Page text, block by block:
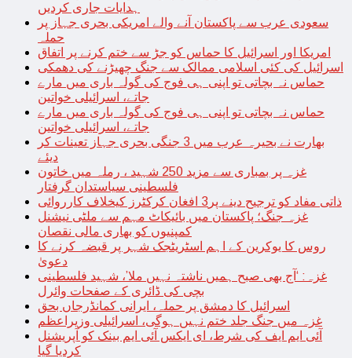
ہدایات جاری کردیں
سعودی عرب سے پاکستان آنے والے امریکی بحری جہاز پر
حملہ
امریکا اور اسرائیل کا حماس کو جڑ سے ختم کرنے پر اتفاق
اسرائیل کی کئی اسلامی ممالک سے جنگ چھیڑنے کی دھمکی
حماس نہ بچاتی تو اپنی ہی فوج کی گولہ باری میں مارے
جاتے، اسرائیلی خواتین
حماس نہ بچاتی تو اپنی ہی فوج کی گولہ باری میں مارے
جاتے، اسرائیلی خواتین
بھارت نے بحیرہ عرب میں 3 جنگی بحری جہاز تعینات کر
دیئے
غزہ پر بمباری سے مزید 250 شہید ، رملہ میں خاتون
فلسطینی سیاستدان گرفتار
ذاتی مفاد کو ترجیح دینے پر3 افغان کرکٹرز کیخلاف کارروائی
غزہ جنگ؛ پاکستان میں بائیکاٹ مہم سے ملٹی نیشنل
کمپنیوں کو بھاری مالی نقصان
روس کا یوکرین کے اہم اسٹریٹجک شہر پر قبضہ کرنے کا
دعویٰ
غزہ: ‘آج بھی صبح ہمیں ناشتہ نہیں ملا’، شہید فلسطینی
بچی کی ڈائری کے صفحات وائرل
اسرائیل کا دمشق پر حملہ، ایرانی کمانڈرجاں بحق
غزہ میں جنگ جلد ختم نہیں ہوگی، اسرائیلی وزیراعظم
آئی ایم ایف کی شرط، ای ایکس آئی ایم بینک کو آپریشنل
کردیا گیا